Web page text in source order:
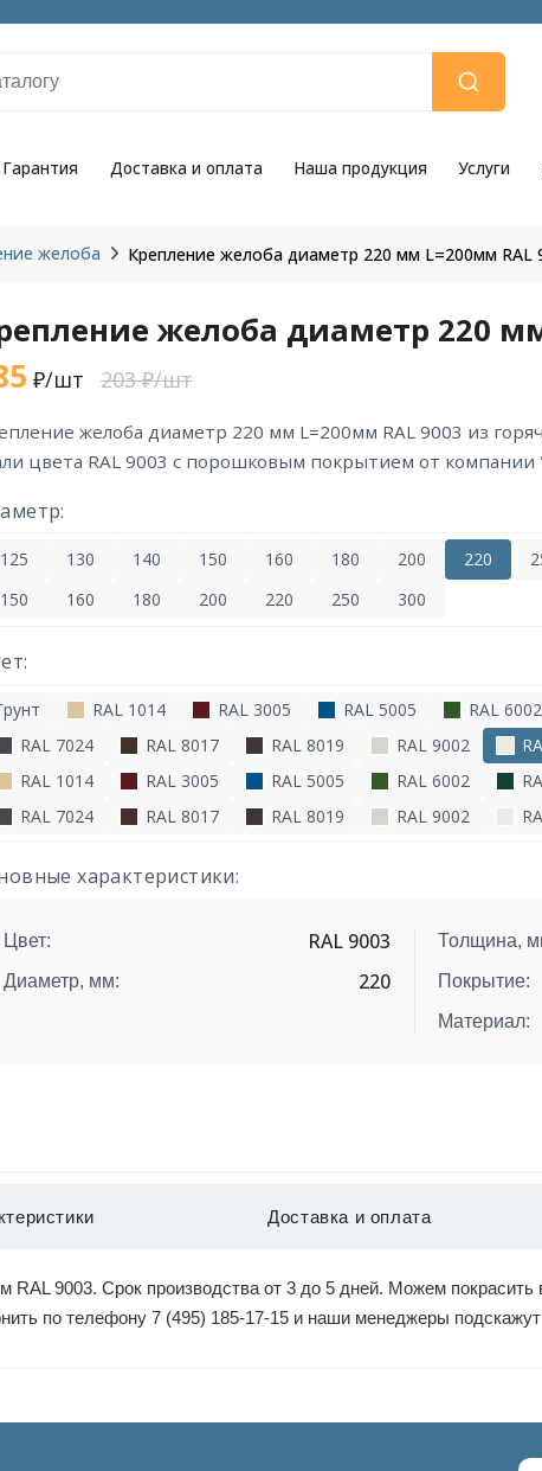
Гарантия Доставка и оплата Наша продукция Услуги
желоба Крепление желоба диаметр 220 мм L=200мм RAL
желоба диаметр 220
₽/шт 203 ₽/шт
цвета RAL 9003 с порошковым покрытием от
125 130 140 150 160 180 200 220
150
160 180 200 220 250 300
RAL 1014 RAL 3005 RAL 5005 RAL 6002
RAL 7024
RAL 8017 RAL 8019 RAL 9002
RAL 1014
RAL 3005 RAL 5005 RAL 6002
RAL 7024
RAL 8017 RAL 8019 RAL 9002
характеристики:
Цвет: RAL 9003
Диаметр, мм: 220
Толщина,
Покрытие:
Материал:
Доставка и оплата
9003. Срок производства от 3 до 5 дней. Можем покрасить
по телефону 7 (495) 185-17-15 и наши менеджеры